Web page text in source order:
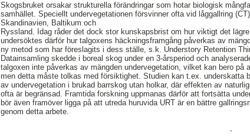
Skogsbruket orsakar strukturella förändringar som hotar biologisk
samhället. Speciellt undervegetationen försvinner ofta vid låggallring
Skandinavien, Baltikum och
Ryssland. Idag råder det dock stor kunskapsbrist om hur viktigt det
undersöktes därför hur talgoxens häckningsframgång påverkas av
ny metod som har föreslagits i dess ställe, s.k. Understory Retention
Datainsamling skedde i boreal skog under en 3-årsperiod och
talgoxen inte påverkas av mängden undervegetation, vilket kan bero
men detta måste tolkas med försiktighet. Studien kan t.ex. underskatta
av undervegetation i brukad barrskog utan holkar, där effekten av
ofta är begränsad. Framtida forskning uppmanas därför att fortsätta
bör även framöver ligga på att utreda huruvida URT är en bättre
genom detta arbete.